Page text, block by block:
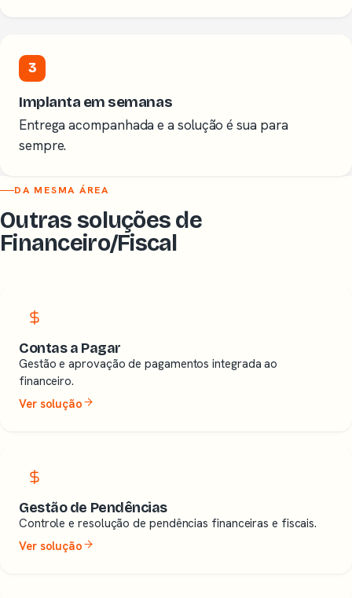
3
Implanta em semanas
Entrega acompanhada e a solução é sua para
sempre.
DA MESMA ÁREA
Outras soluções de
Financeiro/Fiscal
Contas a Pagar
Gestão e aprovação de pagamentos integrada ao
financeiro.
Ver solução
Gestão de Pendências
Controle e resolução de pendências financeiras e fiscais.
Ver solução